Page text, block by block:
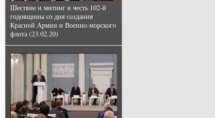
Шествие и митинг в честь 102-й
годовщины со дня создания
Красной Армии и Военно-морского
флота (23.02.20)